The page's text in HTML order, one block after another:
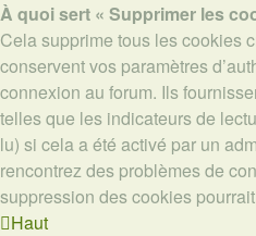
À quoi sert « Supprimer les
Cela supprime tous les cookies
conservent vos paramètres
connexion au forum. Ils
telles que les indicateurs de
lu) si cela a été activé par un
rencontrez des problèmes de
suppression des cookies
Haut